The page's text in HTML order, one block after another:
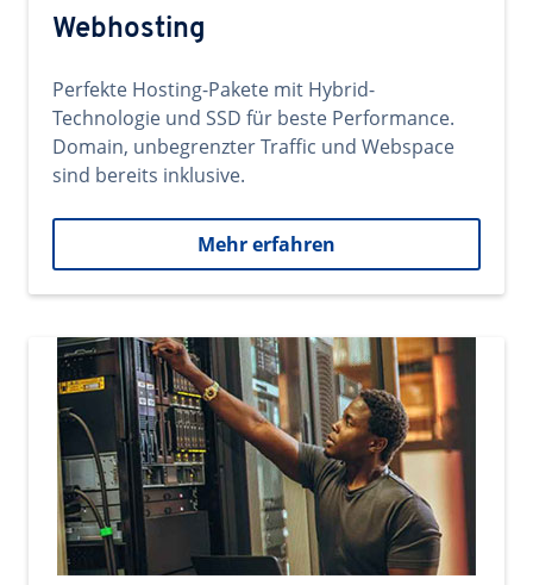
Webhosting
Perfekte Hosting-Pakete mit Hybrid-
Technologie und SSD für beste Performance.
Domain, unbegrenzter Traffic und Webspace
sind bereits inklusive.
Mehr erfahren